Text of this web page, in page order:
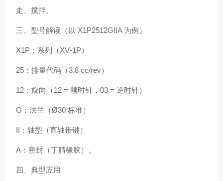
走、搅拌。
三、型号解读（以 X1P2512GIIA 为例）
X1P：系列（XV‑1P）
25：排量代码（3.8 cc/rev）
12：旋向（12 = 顺时针，03 = 逆时针）
G：法兰（Ø30 标准）
II：轴型（直轴带键）
A：密封（丁腈橡胶）。
四、典型应用